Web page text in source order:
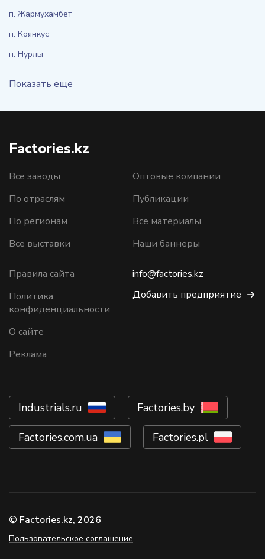
п. Жармухамбет
п. Коянкус
п. Нурлы
Показать еще
Factories.kz
Все заводы
По отраслям
По регионам
Все выставки
Оптовые компании
Публикации
Все материалы
Наши баннеры
Правила сайта
Политика
конфиденциальности
О сайте
Реклама
info@factories.kz
Добавить предприятие
Industrials.ru Factories.by
Factories.com.ua Factories.pl
© Factories.kz, 2026
Пользовательское соглашение